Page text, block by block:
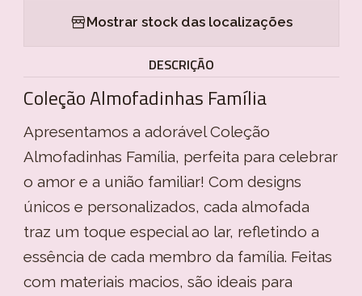
Mostrar stock das localizações
DESCRIÇÃO
Coleção Almofadinhas Família
Apresentamos a adorável Coleção
Almofadinhas Família, perfeita para celebrar
o amor e a união familiar! Com designs
únicos e personalizados, cada almofada
traz um toque especial ao lar, refletindo a
essência de cada membro da família. Feitas
com materiais macios, são ideais para